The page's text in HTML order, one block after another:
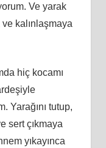
Ve yarak
kalınlaşmaya
hiç kocamı
Yarağını tutup,
sert çıkmaya
yıkayınca